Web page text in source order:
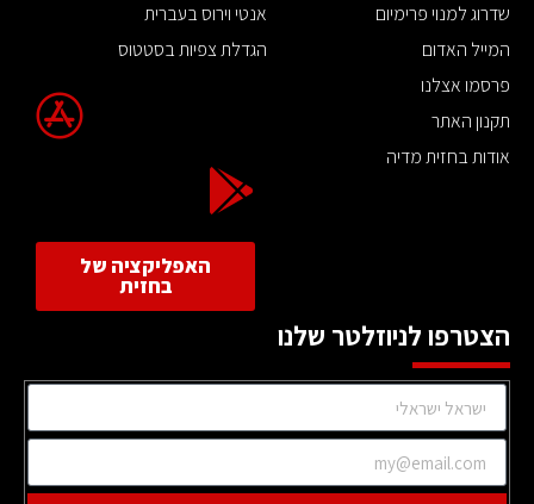
שדרוג למנוי פרימיום
המייל האדום
פרסמו אצלנו
תקנון האתר
אודות בחזית מדיה
אנטי וירוס בעברית
הגדלת צפיות בסטטוס
האפליקציה של
בחזית
הצטרפו לניוזלטר שלנו